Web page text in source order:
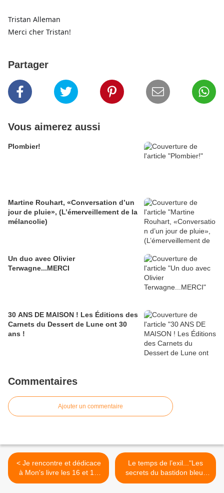
Tristan Alleman
Merci cher Tristan!
Partager
Vous aimerez aussi
Plombier!
Martine Rouhart, «Conversation d’un
jour de pluie», (L’émerveillement de la
mélancolie)
Un duo avec Olivier
Terwagne...MERCI
30 ANS DE MAISON ! Les Éditions des
Carnets du Dessert de Lune ont 30
ans !
Commentaires
Ajouter un commentaire
< Je rencontre et dédicace
à Mon's livre les 16 et 17
novembre ...
Le temps de l’exil..."Les
secrets du bastidon bleu"
de Paul Re Ré >